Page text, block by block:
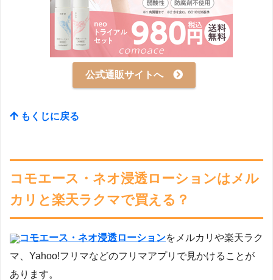
公式通販サイトへ
もくじに戻る
コモエース・ネオ浸透ローションはメル
カリと楽天ラクマで買える？
コモエース・ネオ浸透ローションをメルカリや楽天ラク
マ、Yahoo!フリマなどのフリマアプリで見かけることが
あります。